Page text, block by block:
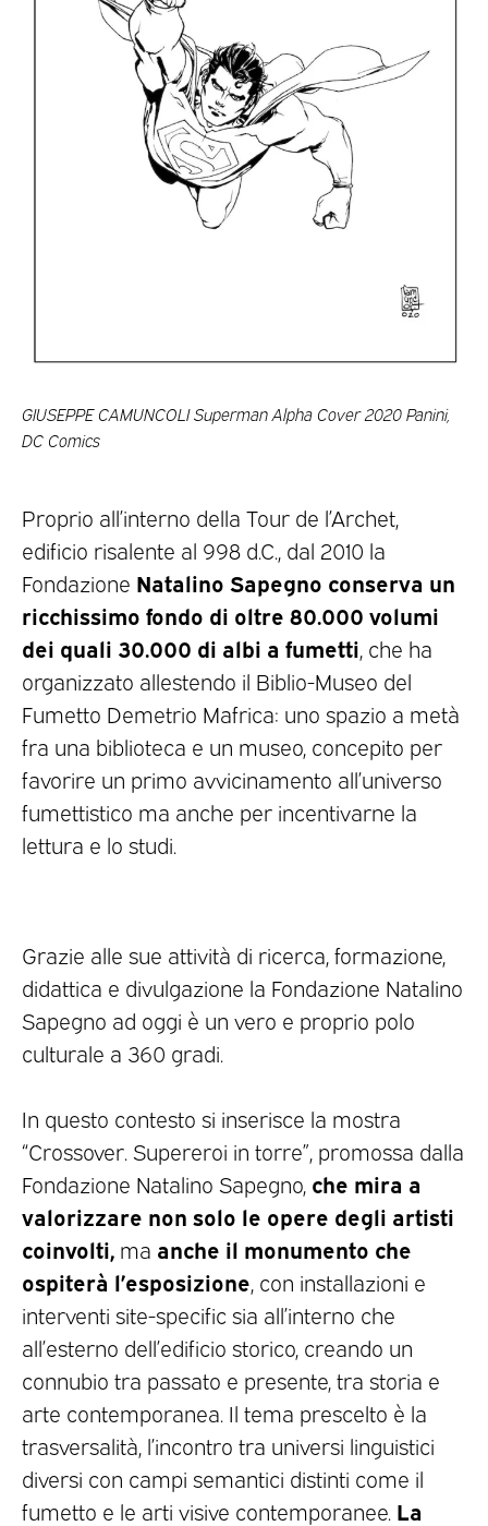
GIUSEPPE CAMUNCOLI Superman Alpha Cover 2020 Panini,
DC Comics
Proprio all’interno della Tour de l’Archet,
edificio risalente al 998 d.C., dal 2010 la
Fondazione Natalino Sapegno conserva un
ricchissimo fondo di oltre 80.000 volumi
dei quali 30.000 di albi a fumetti , che ha
organizzato allestendo il Biblio-Museo del
Fumetto Demetrio Mafrica: uno spazio a metà
fra una biblioteca e un museo, concepito per
favorire un primo avvicinamento all’universo
fumettistico ma anche per incentivarne la
lettura e lo studi.
Grazie alle sue attività di ricerca, formazione,
didattica e divulgazione la Fondazione Natalino
Sapegno ad oggi è un vero e proprio polo
culturale a 360 gradi.
In questo contesto si inserisce la mostra
“Crossover. Supereroi in torre”, promossa dalla
Fondazione Natalino Sapegno, che mira a
valorizzare non solo le opere degli artisti
coinvolti, ma anche il monumento che
ospiterà l’esposizione , con installazioni e
interventi site-specific sia all’interno che
all’esterno dell’edificio storico, creando un
connubio tra passato e presente, tra storia e
arte contemporanea. Il tema prescelto è la
trasversalità, l’incontro tra universi linguistici
diversi con campi semantici distinti come il
fumetto e le arti visive contemporanee. La